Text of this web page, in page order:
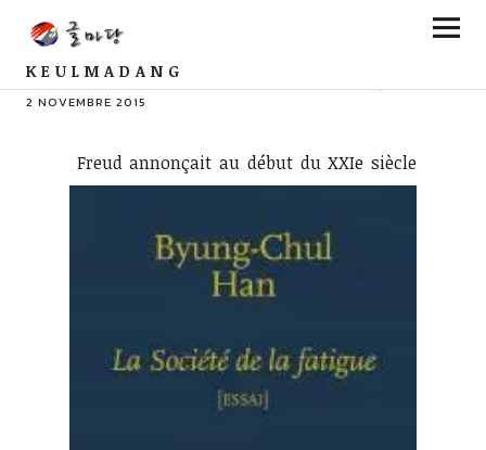
KEULMADANG
2 NOVEMBRE 2015
Freud annonçait au début du XXIe siècle